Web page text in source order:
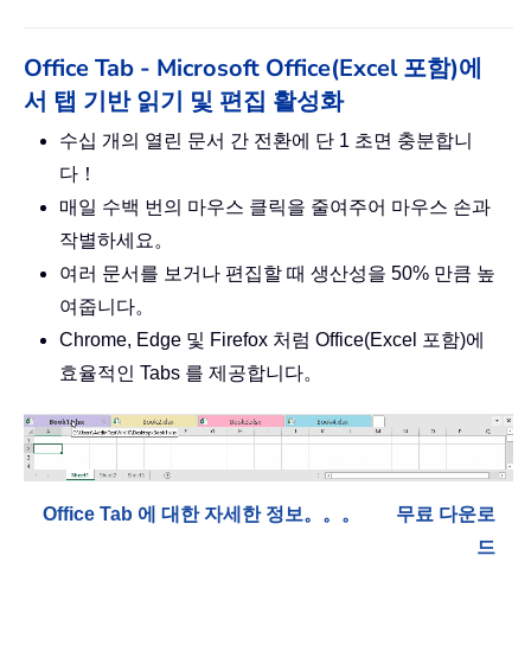
Office Tab - Microsoft Office(Excel 포함)에
서 탭 기반 읽기 및 편집 활성화
수십 개의 열린 문서 간 전환에 단 1 초면 충분합니
다！
매일 수백 번의 마우스 클릭을 줄여주어 마우스 손과
작별하세요。
여러 문서를 보거나 편집할 때 생산성을 50% 만큼 높
여줍니다。
Chrome, Edge 및 Firefox 처럼 Office(Excel 포함)에
효율적인 Tabs 를 제공합니다。
Office Tab 에 대한 자세한 정보。。。
무료 다운로
드